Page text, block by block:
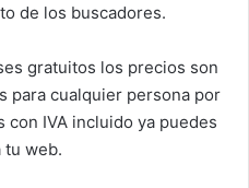
de los buscadores.
gratuitos los precios son
para cualquier persona por
con IVA incluido ya puedes
tu web.